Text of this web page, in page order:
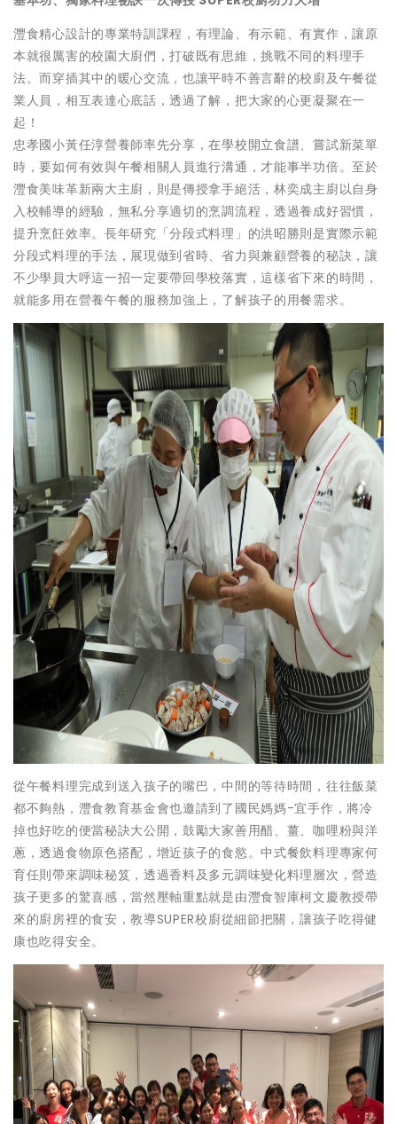
灃食精心設計的專業特訓課程，有理論、有示範、有實作，讓原
本就很厲害的校園大廚們，打破既有思維，挑戰不同的料理手
法。而穿插其中的暖心交流，也讓平時不善言辭的校廚及午餐從
業人員，相互表達心底話，透過了解，把大家的心更凝聚在一
起！
忠孝國小黃任淳營養師率先分享，在學校開立食譜、嘗試新菜單
時，要如何有效與午餐相關人員進行溝通，才能事半功倍。至於
灃食美味革新兩大主廚，則是傳授拿手絕活，林奕成主廚以自身
入校輔導的經驗，無私分享適切的烹調流程，透過養成好習慣，
提升烹飪效率。長年研究「分段式料理」的洪昭勝則是實際示範
分段式料理的手法，展現做到省時、省力與兼顧營養的秘訣，讓
不少學員大呼這一招一定要帶回學校落實，這樣省下來的時間，
就能多用在營養午餐的服務加強上，了解孩子的用餐需求。
從午餐料理完成到送入孩子的嘴巴，中間的等待時間，往往飯菜
都不夠熱，灃食教育基金會也邀請到了國民媽媽-宜手作，將冷
掉也好吃的便當秘訣大公開，鼓勵大家善用醋、薑、咖哩粉與洋
蔥，透過食物原色搭配，增近孩子的食慾。中式餐飲料理專家何
育任則帶來調味秘笈，透過香料及多元調味變化料理層次，營造
孩子更多的驚喜感，當然壓軸重點就是由灃食智庫柯文慶教授帶
來的廚房裡的食安，教導SUPER校廚從細節把關，讓孩子吃得健
康也吃得安全。